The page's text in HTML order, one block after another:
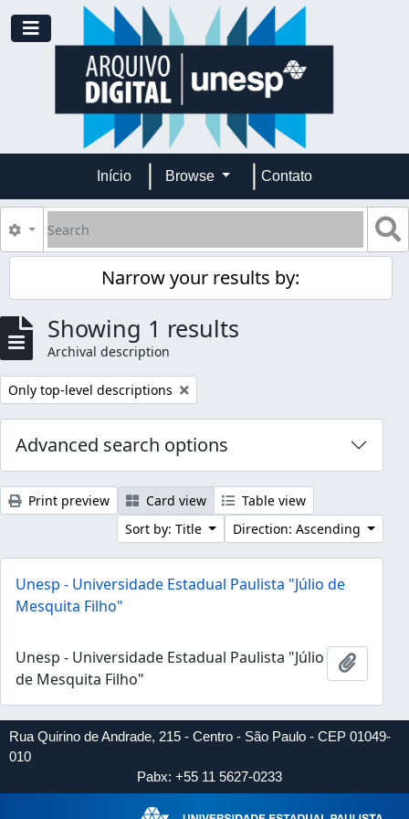
Skip to main content
Toggle navigation
Início Browse Contato
Search
Search options
Narrow your results by:
Showing 1 results
Archival description
Remove filter:
Only top-level descriptions
Advanced search options
Print preview Card view
Table view
Sort by: Title
Direction: Ascending
Unesp - Universidade Estadual Paulista "Júlio de
Mesquita Filho"
Unesp - Universidade Estadual Paulista "Júlio
de Mesquita Filho"
Add to
Rua Quirino de Andrade, 215 - Centro - São Paulo - CEP 01049-
010
Pabx: +55 11 5627-0233